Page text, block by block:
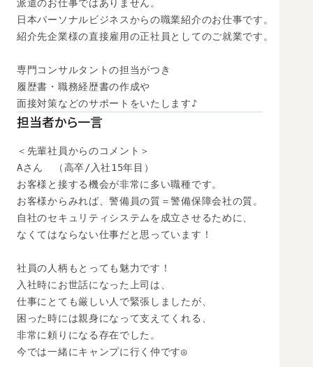
派遣のお仕事ではありません。
日本パーソナルビジネスからの職業紹介のお仕事です。
紹介先企業様の直接雇用の正社員としてのご就業です。
専門コンサルタントの担当がつき
履歴書・職務経歴書の作成や
面接対策などのサポートをいたします♪
担当者から一言
＜先輩社員からのコメント＞
Aさん　（高卒/入社15年目）
お客様と接する機会が非常に多い職種です。
お客様からみれば、警備員の質＝警備保障会社の質。
自社のセキュリティシステムを成立させるために、
なくてはならない仕事だと思っています！
社員の人柄もとっても魅力です！
入社時にお世話になった上司は、
仕事にとても厳しい人で緊張しましたが、
困った時には親身になって支えてくれる、
非常に頼りになる存在でした。
今では一緒にキャンプに行く仲です◎